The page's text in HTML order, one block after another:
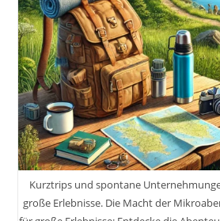
Kurztrips und spontane
große Erlebnisse. Die Macht der